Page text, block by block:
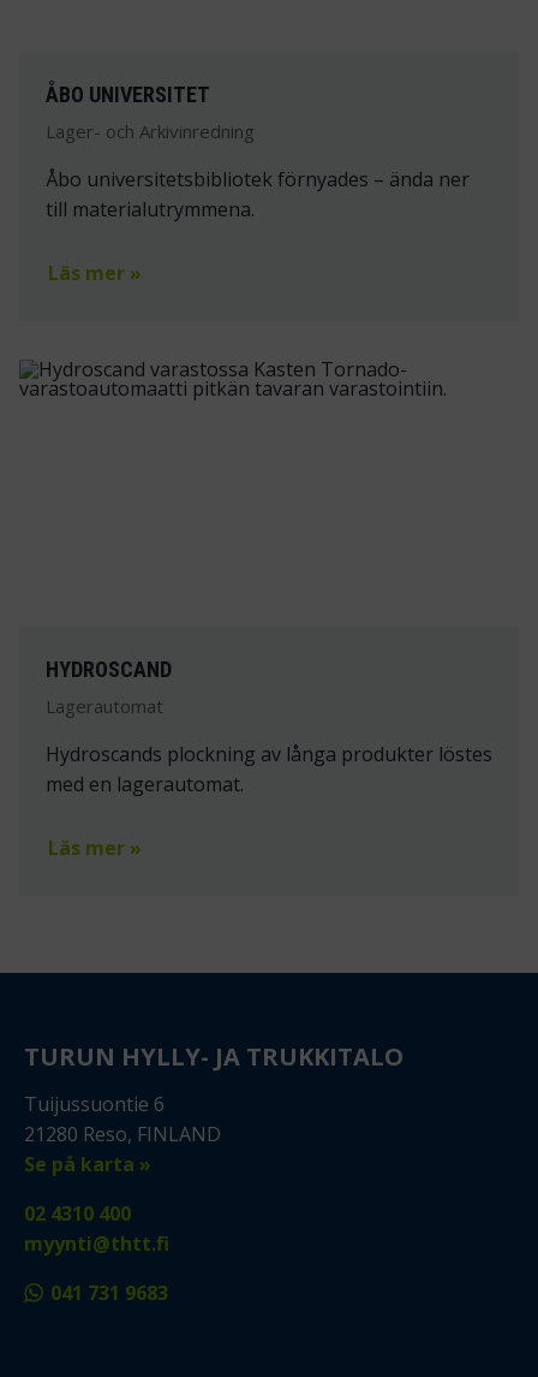
ÅBO UNIVERSITET
Lager- och Arkivinredning
Åbo universitetsbibliotek förnyades – ända ner
till materialutrymmena.
Läs mer »
HYDROSCAND
Lagerautomat
Hydroscands plockning av långa produkter löstes
med en lagerautomat.
Läs mer »
TURUN HYLLY- JA TRUKKITALO
Tuijussuontie 6
21280 Reso, FINLAND
Se på karta »
02 4310 400
myynti@thtt.fi
041 731 9683